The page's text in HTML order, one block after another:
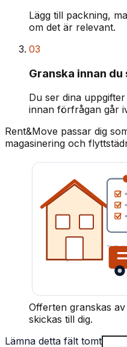
Lägg till packning,
om det är relevant.
03
Granska innan
Du ser dina
innan förfrågan går
Rent&Move passar dig
magasinering och
Offerten granskas
skickas till dig.
Lämna detta fält tomt